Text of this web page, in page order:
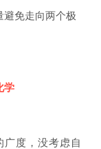
避免走向两个极
学
度，没考虑自